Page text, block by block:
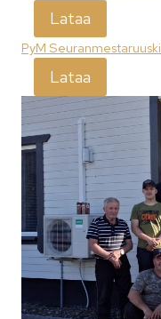
Lataa
PyM
Lataa